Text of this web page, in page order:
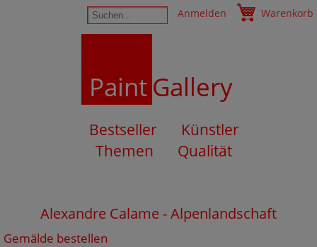
Anmelden Warenkorb
PaintGallery
Bestseller
Künstler
Themen
Qualität
Alexandre Calame - Alpenlandschaft
Gemälde bestellen